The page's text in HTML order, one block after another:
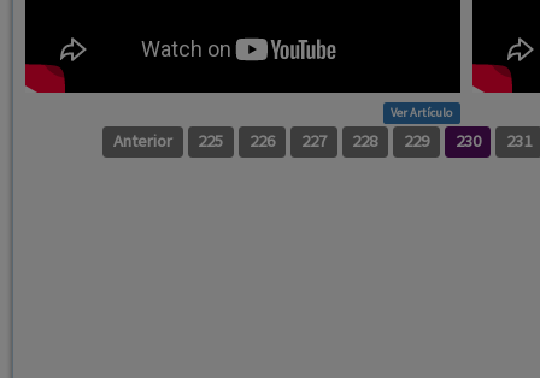
Ver Artículo
Anterior 225 226 227 228 229 230 231